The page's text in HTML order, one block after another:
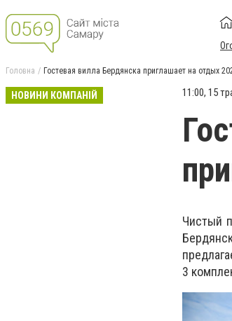
Головна Гостевая вилла Бердянска приглашает на отдых
НОВИНИ КОМПАНІЙ 11:00, 15
Чистый
3